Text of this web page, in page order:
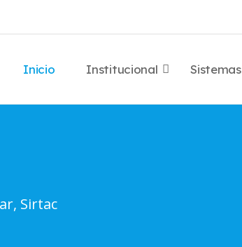
Inicio Institucional Sistemas
Sirtac